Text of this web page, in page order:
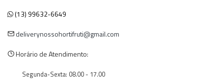
(13) 99632-6649
deliverynossohortifruti@gmail.com
Horário de Atendimento:
Segunda-Sexta: 08.00 - 17.00